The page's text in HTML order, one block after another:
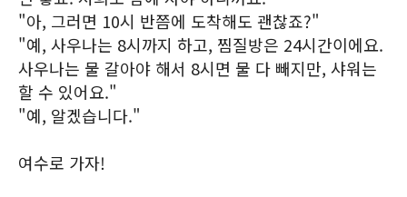
"아, 그러면 10시 반쯤에 도착해도 괜찮죠?"
"예, 사우나는 8시까지 하고, 찜질방은 24시간이에요.
사우나는 물 갈아야 해서 8시면 물 다 빼지만, 샤워는
할 수 있어요."
"예, 알겠습니다."
여수로 가자!